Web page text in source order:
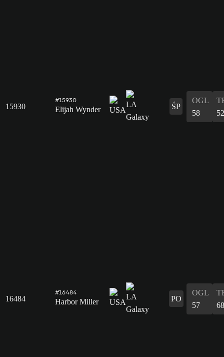
15930
#15930
Elijah Wynder ŚP
OGL
58
52
16484
#16484
Harbor Miller PO
OGL
57
68